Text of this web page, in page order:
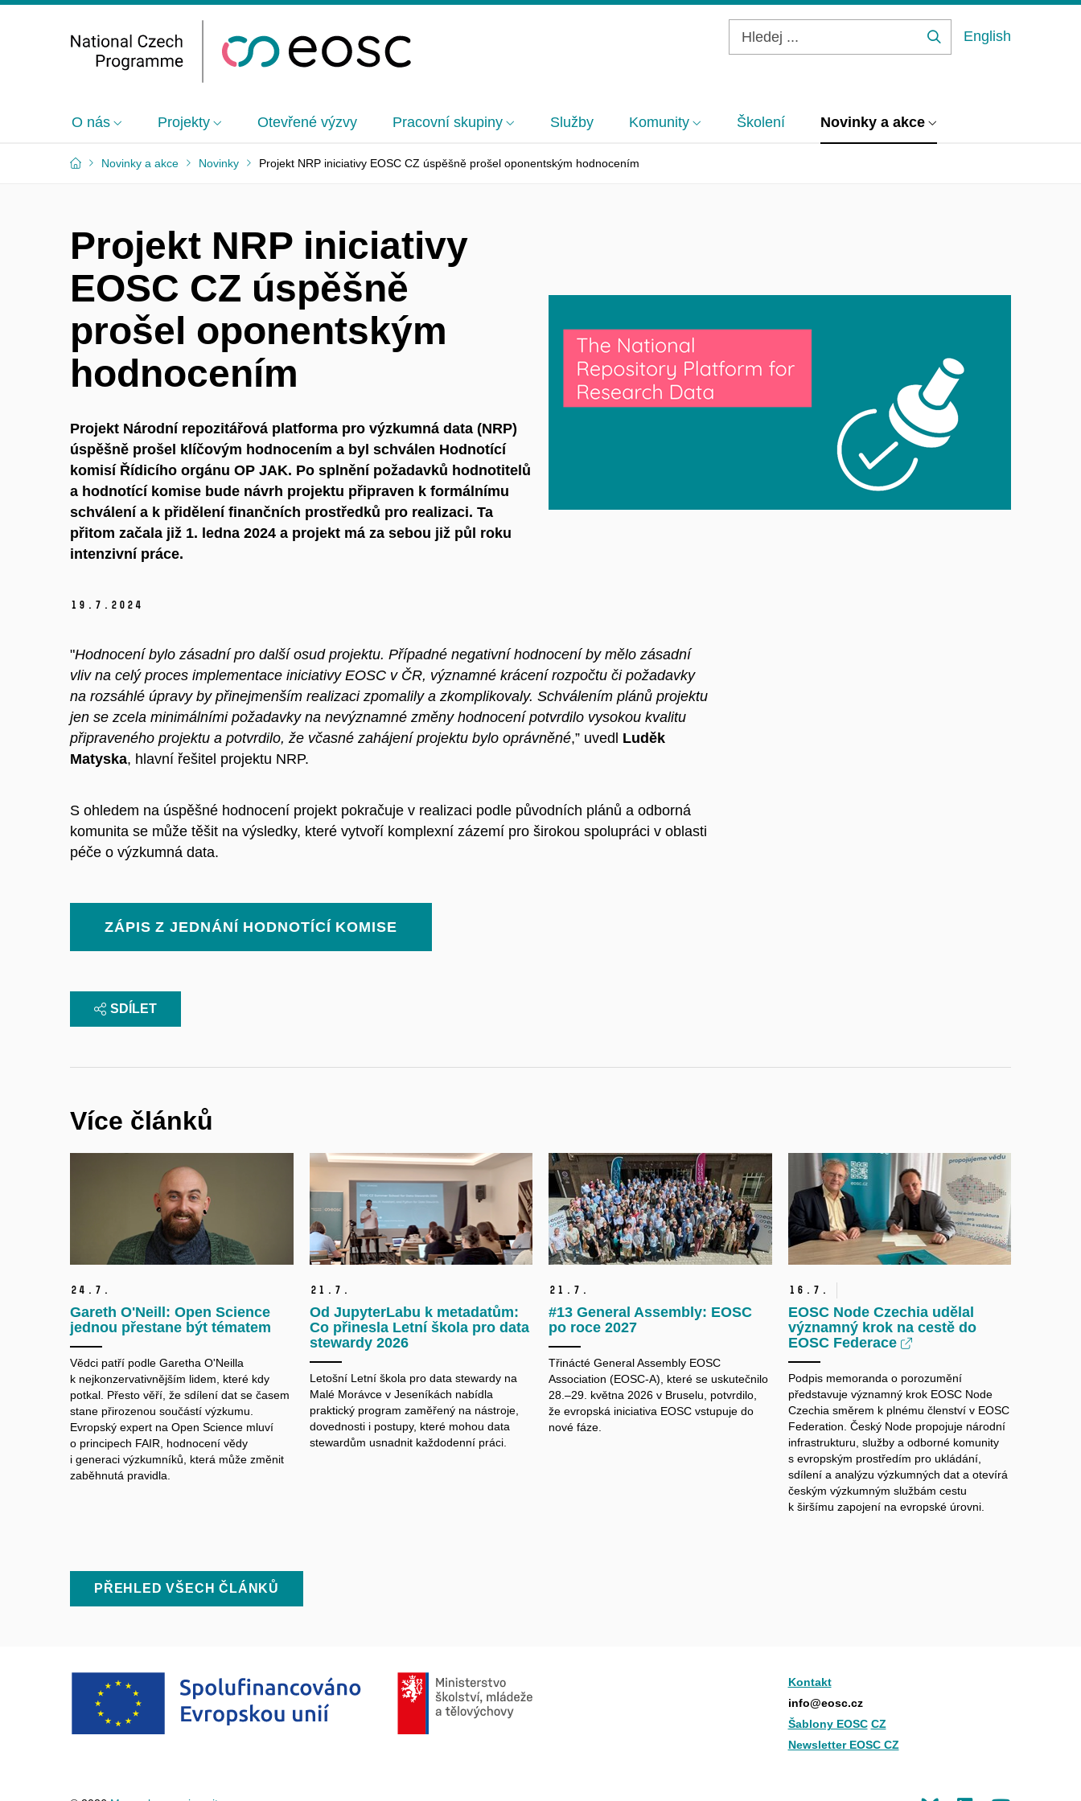
English
O nás Projekty Otevřené výzvy Pracovní skupiny Služby Komunity Školení Novinky a akce
Novinky a akce Novinky Projekt NRP iniciativy EOSC CZ úspěšně prošel oponentským hodnocením
Projekt NRP iniciativy
EOSC CZ úspěšně
prošel oponentským
hodnocením
Projekt Národní repozitářová platforma pro výzkumná data (NRP)
úspěšně prošel klíčovým hodnocením a byl schválen Hodnotící
komisí Řídicího orgánu OP JAK. Po splnění požadavků hodnotitelů
a hodnotící komise bude návrh projektu připraven k formálnímu
schválení a k přidělení finančních prostředků pro realizaci. Ta
přitom začala již 1. ledna 2024 a projekt má za sebou již půl roku
intenzivní práce.
19. 7. 2024
"Hodnocení bylo zásadní pro další osud projektu. Případné negativní hodnocení by mělo zásadní
vliv na celý proces implementace iniciativy EOSC v ČR, významné krácení rozpočtu či požadavky
na rozsáhlé úpravy by přinejmenším realizaci zpomalily a zkomplikovaly. Schválením plánů projektu
jen se zcela minimálními požadavky na nevýznamné změny hodnocení potvrdilo vysokou kvalitu
připraveného projektu a potvrdilo, že včasné zahájení projektu bylo oprávněné,” uvedl Luděk
Matyska, hlavní řešitel projektu NRP.
S ohledem na úspěšné hodnocení projekt pokračuje v realizaci podle původních plánů a odborná
komunita se může těšit na výsledky, které vytvoří komplexní zázemí pro širokou spolupráci v oblasti
péče o výzkumná data.
ZÁPIS Z JEDNÁNÍ HODNOTÍCÍ KOMISE
SDÍLET
Více článků
24. 7.
Gareth O'Neill: Open Science
jednou přestane být tématem
Vědci patří podle Garetha O'Neilla
k nejkonzervativnějším lidem, které kdy
potkal. Přesto věří, že sdílení dat se časem
stane přirozenou součástí výzkumu.
Evropský expert na Open Science mluví
o principech FAIR, hodnocení vědy
i generaci výzkumníků, která může změnit
zaběhnutá pravidla.
21. 7.
Od JupyterLabu k metadatům:
Co přinesla Letní škola pro data
stewardy 2026
Letošní Letní škola pro data stewardyna
Malé Morávce v Jeseníkách nabídla
praktický program zaměřený na nástroje,
dovednosti i postupy, které mohou data
stewardům usnadnit každodenní práci.
21. 7.
#13 General Assembly: EOSC
po roce 2027
Třinácté General Assembly EOSC
Association (EOSC-A), které se uskutečnilo
28.–29. května 2026 v Bruselu, potvrdilo,
že evropská iniciativa EOSC vstupuje do
nové fáze.
16. 7.
EOSC Node Czechia udělal
významný krok na cestě do
EOSC Federace
Podpis memoranda o porozumění
představuje významný krok EOSC Node
Czechia směrem k plnému členství v EOSC
Federation. Český Node propojuje národní
infrastrukturu, služby a odborné komunity
s evropským prostředím pro ukládání,
sdílení a analýzu výzkumných dat a otevírá
českým výzkumným službám cestu
k širšímu zapojení na evropské úrovni.
PŘEHLED VŠECH ČLÁNKŮ
Kontakt
info@eosc.cz
Šablony EOSC CZ
Newsletter EOSC CZ